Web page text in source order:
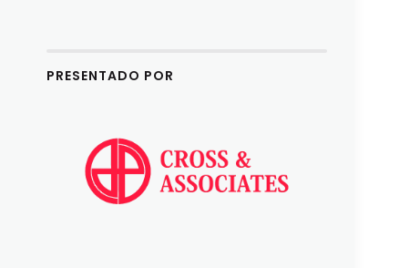
increasePRESENTADO POR